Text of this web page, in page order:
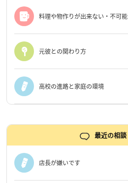
料理や物作りが出来ない・不可能
元彼との関わり方
高校の進路と家庭の環境
最近の相談
店長が嫌いです